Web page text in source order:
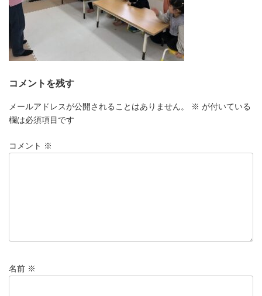
コメントを残す
メールアドレスが公開されることはありません。 ※ が付いている
欄は必須項目です
コメント ※
名前 ※